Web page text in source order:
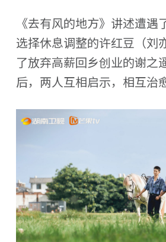
《去有风的地方》讲述遭遇
选择休息调整的许红豆（刘
了放弃高薪回乡创业的谢之
后，两人互相启示，相互治